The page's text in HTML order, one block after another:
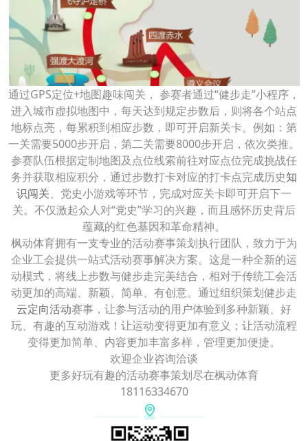
通过GPS定位+地图趣味闯关， 参赛者通过“健步走”小程序，
进入城市虚拟地图中，每天达到规定步数后，则将各个站点
地标点亮，每累积到相应步数，即可开启新关卡。例如：第
一关需要5000步开启，第二关需要8000步开启，依次类推。
参赛队伍根据定制地图及点位线索前往对应点位完成挑战任
务并获取相应积分，通过步数打卡对应的打卡点完成历史知
识闯关、党史小游戏等环节，完成对应关卡即可开启下一
关。不仅激起众人对“党史”学习的兴趣，而且感怀历史背后
蕴藏的红色基因和革命精神。
枫动体育拥有一支专业的活动赛事策划执行团队，致力于为
企业工会提供一站式活动赛事解决方案。这是一种全新的运
动模式，将线上步数与健步走完美结合，相对于传统工会活
动更加的高端、新颖、简单、有创意。通过组织策划健步走
云定向活动赛事，让参与活动的用户体验到多种新颖、好
玩、有趣的互动游戏！让运动变得更加有意义；让活动流程
变得更加简单、内容更加丰富多样，管理更加便捷。
欢迎企业咨询洽谈
更多好玩有趣的活动赛事策划尽在枫动体育
18116334670